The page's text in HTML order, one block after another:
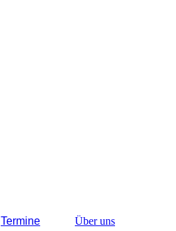
Termine Über uns